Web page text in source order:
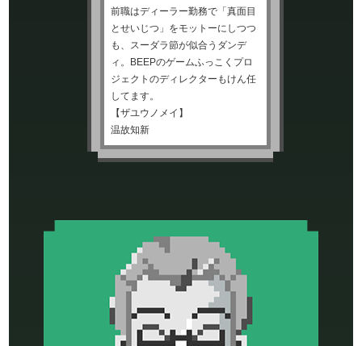
前職はディーラー勤務で「真面目
とせいじつ」をモットーにしつつ
も、スーダラ節が似合うダンデ
ィ。BEEPのゲームふっこくプロ
ジェクトのディレクターもけん任
してます。
【ザユウノメイ】
温故知新